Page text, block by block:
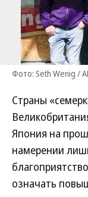
Фото: Seth Wenig /
Страны
Япония на
намерении
означать